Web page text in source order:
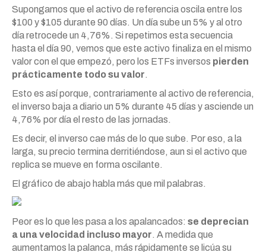
Supongamos que el activo de referencia oscila entre los
$100 y $105 durante 90 días. Un día sube un 5% y al otro
día retrocede un 4,76%. Si repetimos esta secuencia
hasta el día 90, vemos que este activo finaliza en el mismo
valor con el que empezó, pero los ETFs inversos pierden
prácticamente todo su valor.
Esto es así porque, contrariamente al activo de referencia,
el inverso baja a diario un 5% durante 45 días y asciende un
4,76% por día el resto de las jornadas.
Es decir, el inverso cae más de lo que sube. Por eso, a la
larga, su precio termina derritiéndose, aun si el activo que
replica se mueve en forma oscilante.
El gráfico de abajo habla más que mil palabras.
Peor es lo que les pasa a los apalancados: se deprecian
a una velocidad incluso mayor. A medida que
aumentamos la palanca, más rápidamente se licúa su